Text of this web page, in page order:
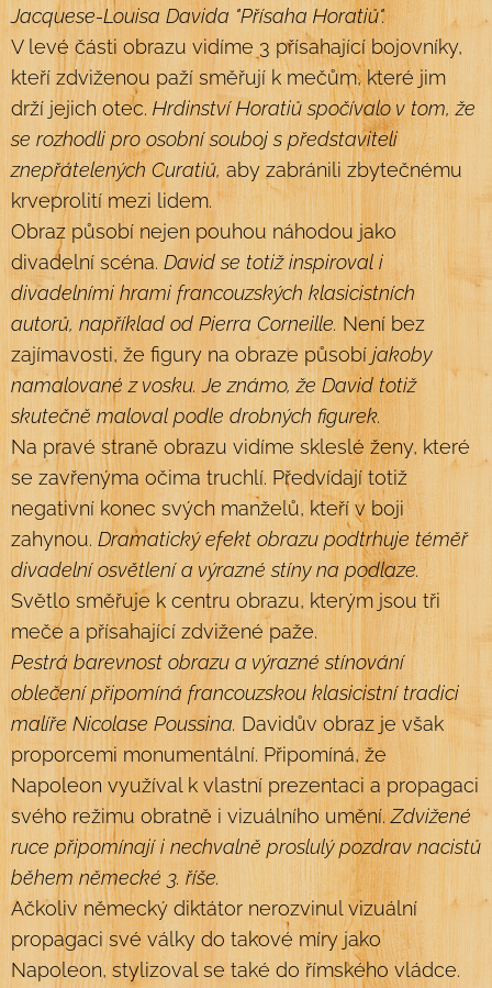
Jacquese-Louisa Davida "Přísaha Horatiů".
V levé části obrazu vidíme 3 přísahající bojovníky,
kteří zdviženou paží směřují k mečům, které jim
drží jejich otec.Hrdinství Horatiů spočívalo v tom, že
se rozhodli pro osobní souboj s představiteli
znepřátelených Curatiů, aby zabránili zbytečnému
krveprolití mezi lidem.
Obraz působí nejen pouhou náhodou jako
divadelní scéna. David se totiž inspiroval i
divadelními hrami francouzských klasicistních
autorů, například od Pierra Corneille. Není bez
zajímavosti, že figury na obraze působí jakoby
namalované z vosku. Je známo, že David totiž
skutečně maloval podle drobných figurek.
Na pravé straně obrazu vidíme skleslé ženy, které
se zavřenýma očima truchlí. Předvídají totiž
negativní konec svých manželů, kteří v boji
zahynou.Dramatický efekt obrazu podtrhuje téměř
divadelní osvětlení a výrazné stíny na podlaze.
Světlo směřuje k centru obrazu, kterým jsou tři
meče a přísahající zdvižené paže.
Pestrá barevnost obrazu a výrazné stínování
oblečení připomíná francouzskou klasicistní tradici
malíře Nicolase Poussina. Davidův obraz je však
proporcemi monumentální. Připomíná, že
Napoleon využíval k vlastní prezentaci a propagaci
svého režimu obratně i vizuálního umění.Zdvižené
ruce připomínají i nechvalně proslulý pozdrav nacistů
během německé 3. říše.
Ačkoliv německý diktátor nerozvinul vizuální
propagaci své války do takové míry jako
Napoleon, stylizoval se také do římského vládce.